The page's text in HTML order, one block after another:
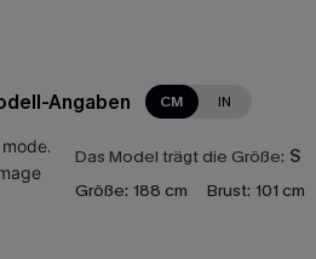
Angaben CM IN
Das Model trägt die Größe: S
Größe: 188 cm Brust: 101 cm